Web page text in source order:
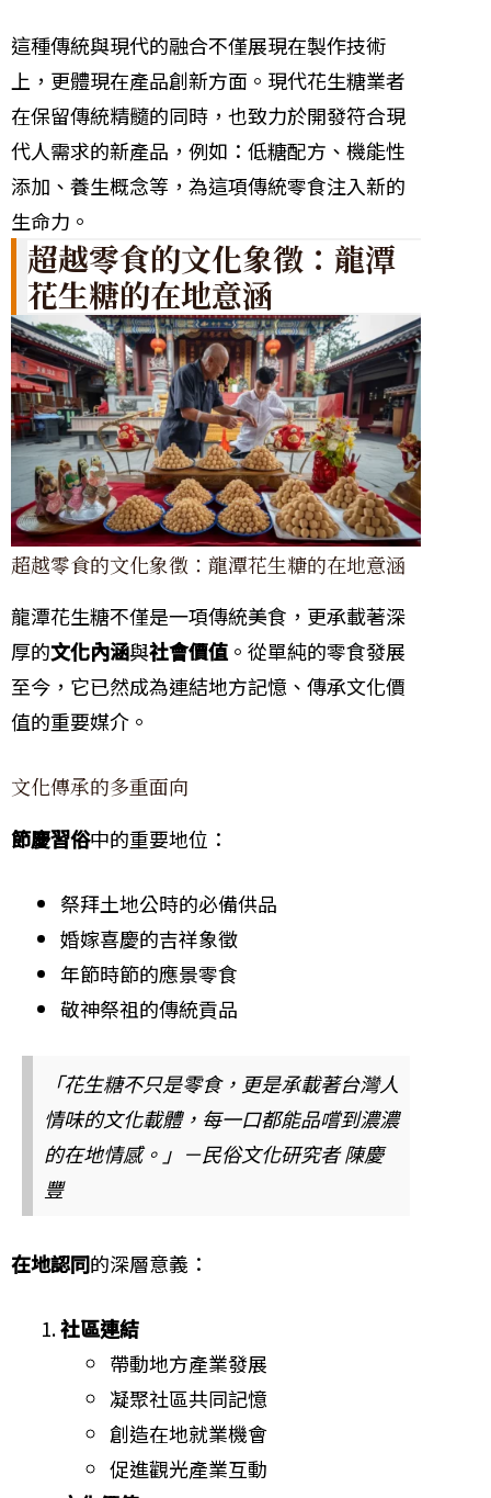
這種傳統與現代的融合不僅展現在製作技術
上，更體現在產品創新方面。現代花生糖業者
在保留傳統精髓的同時，也致力於開發符合現
代人需求的新產品，例如：低糖配方、機能性
添加、養生概念等，為這項傳統零食注入新的
生命力。
超越零食的文化象徵：龍潭
花生糖的在地意涵
超越零食的文化象徵：龍潭花生糖的在地意涵
龍潭花生糖不僅是一項傳統美食，更承載著深
厚的文化內涵與社會價值 。從單純的零食發展
至今，它已然成為連結地方記憶、傳承文化價
值的重要媒介。
文化傳承的多重面向
節慶習俗中的重要地位：
祭拜土地公時的必備供品
婚嫁喜慶的吉祥象徵
年節時節的應景零食
敬神祭祖的傳統貢品
「花生糖不只是零食，更是承載著台灣人
情味的文化載體，每一口都能品嚐到濃濃
的在地情感。」－民俗文化研究者 陳慶
豐
在地認同的深層意義：
社區連結
帶動地方產業發展
凝聚社區共同記憶
創造在地就業機會
促進觀光產業互動